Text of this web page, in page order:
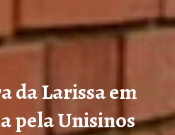
da Larissa em
pela Unisinos